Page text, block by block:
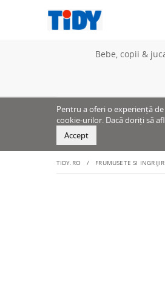
Bebe, copii &
Pentru a oferi o experiență
cookie-urilor. Dacă doriți să
Accept
TIDY.RO FRUMUSETE SI